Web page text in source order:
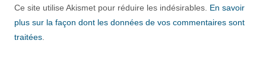
Ce site utilise Akismet pour réduire les indésirables. En savoir
plus sur la façon dont les données de vos commentaires sont
traitées.